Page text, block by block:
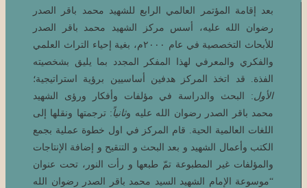
بعد إقامة المؤتمر العالمي الرابع للشهيد محمد باقر الصدر
رضوان الله عليه، أسس مركز الشهيد محمد باقر الصدر
للأبحاث التخصصية في عام ٢٠٠٠م، بغية إحياء التراث العلمي
والفكري والمعرفي لهذا المفكر المجدد بما يليق بشخصيته
الفذة. قد اتخذ المركز هدفين أساسيين برؤية استراتيجية؛
الأول: البحث والدراسة في مؤلفات وأفكار ورؤى الشهيد
محمد باقر الصدر رضوان الله علیه وثانياً : ترجمتها ونقلها إلى
اللغات العالمية الحية. قام المركز في اول خطوة عملية بجمع
الكتب وأعمال الشهيد و بعد البحث و التنقيح و إضافة الإنتاجات
والمؤلفات غير المطبوعة تمّ طبعها و رأت النور، تحت عنوان
“موسوعة الإمام الشهيد السيد محمد باقر الصدر رضوان الله